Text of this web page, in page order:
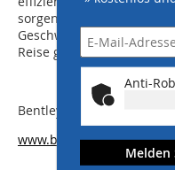
sorgen, dass Passagiere
Geschwindigkeit der
Reise genießen können.
Bentley Systems
www.bentley.com
Anti-
Melden